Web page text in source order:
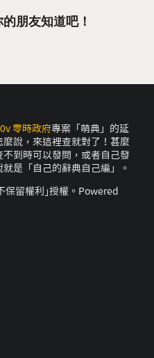
朋友知道吧！
零時政府專案「萌典」的延
說，來這裡查就對了！甚麼
到時可以發問，或者自己發
是「自己的辭典自己編」。
保留權利｣授權。Powered